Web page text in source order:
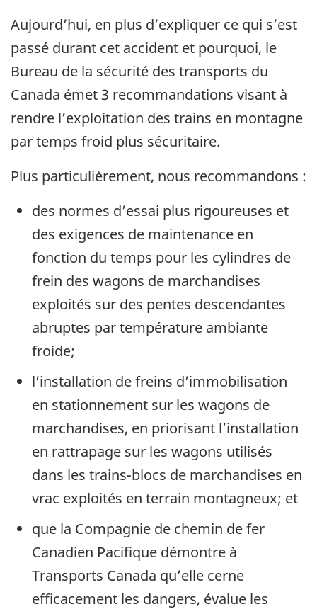
Aujourd’hui, en plus d’expliquer ce qui s’est
passé durant cet accident et pourquoi, le
Bureau de la sécurité des transports du
Canada émet 3 recommandations visant à
rendre l’exploitation des trains en montagne
par temps froid plus sécuritaire.
Plus particulièrement, nous recommandons :
des normes d’essai plus rigoureuses et
des exigences de maintenance en
fonction du temps pour les cylindres de
frein des wagons de marchandises
exploités sur des pentes descendantes
abruptes par température ambiante
froide;
l’installation de freins d’immobilisation
en stationnement sur les wagons de
marchandises, en priorisant l’installation
en rattrapage sur les wagons utilisés
dans les trains-blocs de marchandises en
vrac exploités en terrain montagneux; et
que la Compagnie de chemin de fer
Canadien Pacifique démontre à
Transports Canada qu’elle cerne
efficacement les dangers, évalue les